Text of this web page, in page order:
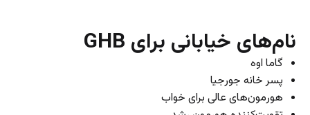
نام‌های خیابانی برای GHB
گاما اوه
پسر خانه جورجیا
هورمون‌های عالی برای خواب